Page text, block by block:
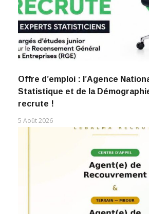
Offre d’emploi : l’Agence
Statistique et de la
recrute !
5 Août 2026